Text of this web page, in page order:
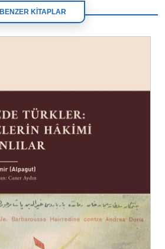
BENZER KİTAPLAR